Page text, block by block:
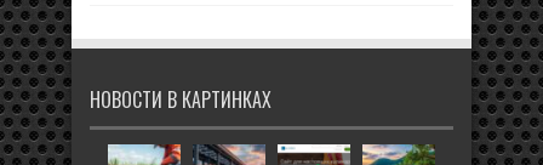
НОВОСТИ В КАРТИНКАХ